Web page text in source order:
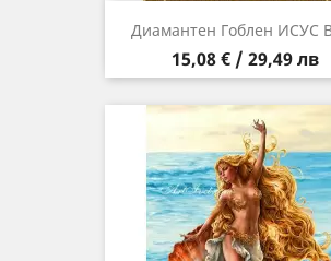
Диамантен Гоблен ИСУС
Цена
15,08 € / 29,49 лв